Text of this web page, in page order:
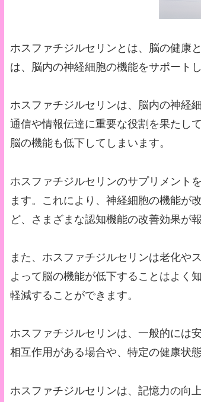
ホスファチジルセリンとは、脳の健康
は、脳内の神経細胞の機能をサポート
ホスファチジルセリンは、脳内の神経
通信や情報伝達に重要な役割を果たし
脳の機能も低下してしまいます。
ホスファチジルセリンのサプリメント
ます。これにより、神経細胞の機能が
ど、さまざまな認知機能の改善効果が
また、ホスファチジルセリンは老化や
よって脳の機能が低下することはよく
軽減することができます。
ホスファチジルセリンは、一般的には
相互作用がある場合や、特定の健康状
ホスファチジルセリンは、記憶力の向